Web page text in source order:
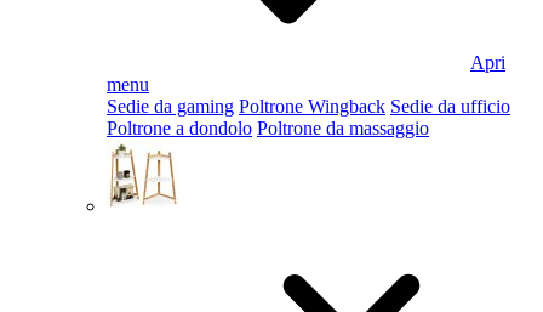
Apri
menu
Sedie da gaming Poltrone Wingback Sedie da ufficio
Poltrone a dondolo Poltrone da massaggio